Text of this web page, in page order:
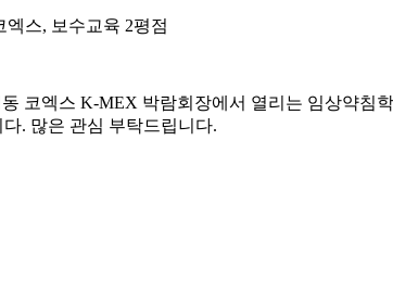
엑스, 보수교육 2평점
코엑스 K-MEX 박람회장에서 열리는 임상약
. 많은 관심 부탁드립니다.